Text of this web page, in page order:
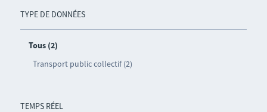
TYPE DE DONNÉES
Tous (2)
Transport public collectif (2)
TEMPS RÉEL